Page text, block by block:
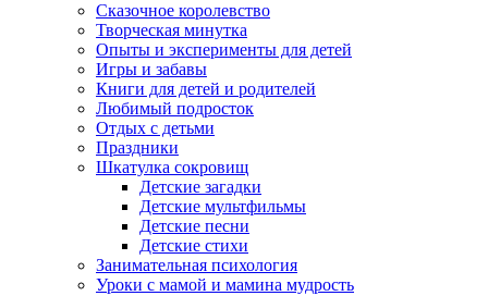
Сказочное королевство
Творческая минутка
Опыты и эксперименты для детей
Игры и забавы
Книги для детей и родителей
Любимый подросток
Отдых с детьми
Праздники
Шкатулка сокровищ
Детские загадки
Детские мультфильмы
Детские песни
Детские стихи
Занимательная психология
Уроки с мамой и мамина мудрость